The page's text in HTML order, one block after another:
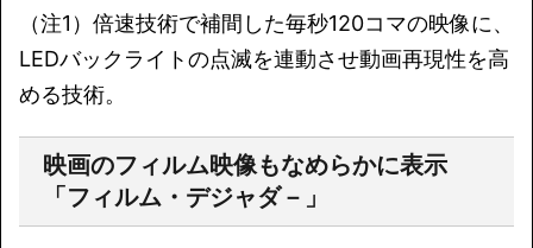
（注1）倍速技術で補間した毎秒120コマの映像に、
LEDバックライトの点滅を連動させ動画再現性を高
める技術。
映画のフィルム映像もなめらかに表示
「フィルム・デジャダ－」